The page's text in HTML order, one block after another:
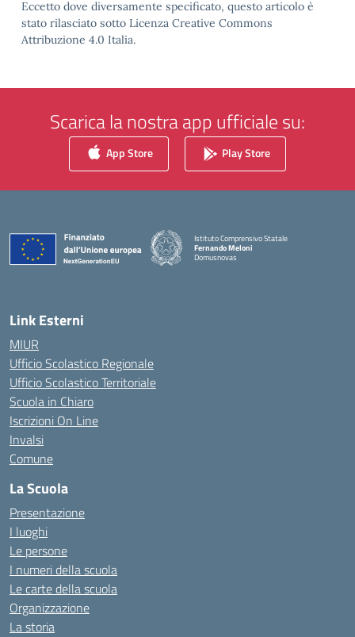
Eccetto dove diversamente specificato, questo articolo è
stato rilasciato sotto Licenza Creative Commons
Attribuzione 4.0 Italia.
Scarica la nostra app ufficiale su:
App Store Play Store
Istituto Comprensivo Statale
Fernando Meloni
Domusnovas
Link Esterni
MIUR
Ufficio Scolastico Regionale
Ufficio Scolastico Territoriale
Scuola in Chiaro
Iscrizioni On Line
Invalsi
Comune
La Scuola
Presentazione
I luoghi
Le persone
I numeri della scuola
Le carte della scuola
Organizzazione
La storia